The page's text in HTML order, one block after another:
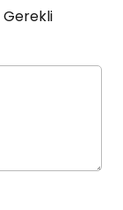
Gerekli